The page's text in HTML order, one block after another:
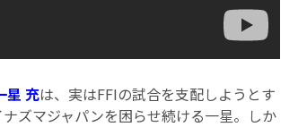
星 充は、実はFFIの試合を支配しようとす
ズマジャパンを困らせ続ける一星。しか